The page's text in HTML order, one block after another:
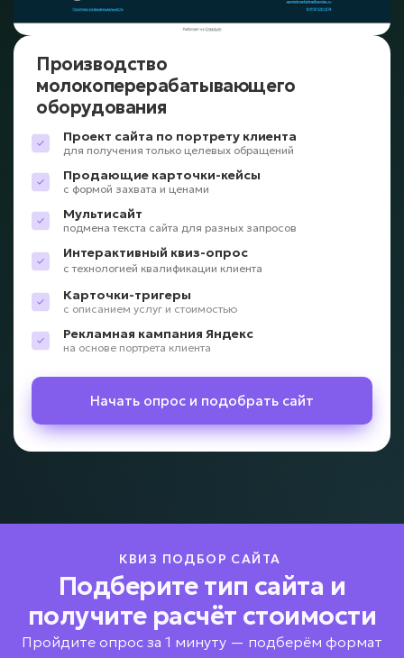
Производство
молокоперерабатывающего
оборудования
Проект сайта по портрету клиента
для получения только целевых обращений
Продающие карточки-кейсы
с формой захвата и ценами
Мультисайт
подмена текста сайта для разных запросов
Интерактивный квиз-опрос
с технологией квалификации клиента
Карточки-тригеры
с описанием услуг и стоимостью
Рекламная кампания Яндекс
на основе портрета клиента
Начать опрос и подобрать сайт
КВИЗ ПОДБОР САЙТА
Подберите тип сайта и
получите расчёт стоимости
Пройдите опрос за 1 минуту — подберём формат